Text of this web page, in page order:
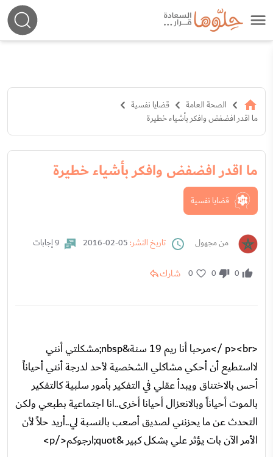
الصحة العامة
قضايا نفسية
ما اقدر افضفض وافكر بأشياء خطيرة
ما اقدر افضفض وافكر بأشياء خطيرة
قضايا نفسية
من مجهول تاريخ النشر: 9 إجابات
0
0
0 شارك
<p><br />مرحبا أنا ريم 19 سنة&nbsp;مشكلتي أنني
لااستطيع أن أحكي مشاكلي الشخصية لأحد لدرجة أنني أحياناً
أحس بالاختناق ويبدأ عقلي في التفكير بأمور سلبية كالتفكير
بالموت أحياناً وبالانعزال أحيانا أخرى..انا اجتماعية بطبعي ولكن
التحدث عن ما يحزنني لصديق أصعب بالنسبة لي..أريد حلاً لأن
الأمر الآن بات يؤثر علي بشكل كبير &quot;ارجوكم</p>